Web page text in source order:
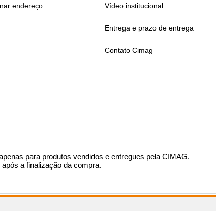
endereço Vídeo institucional
Entrega e prazo de entrega
Contato Cimag
para produtos vendidos e entregues pela CIMAG.
a finalização da compra.